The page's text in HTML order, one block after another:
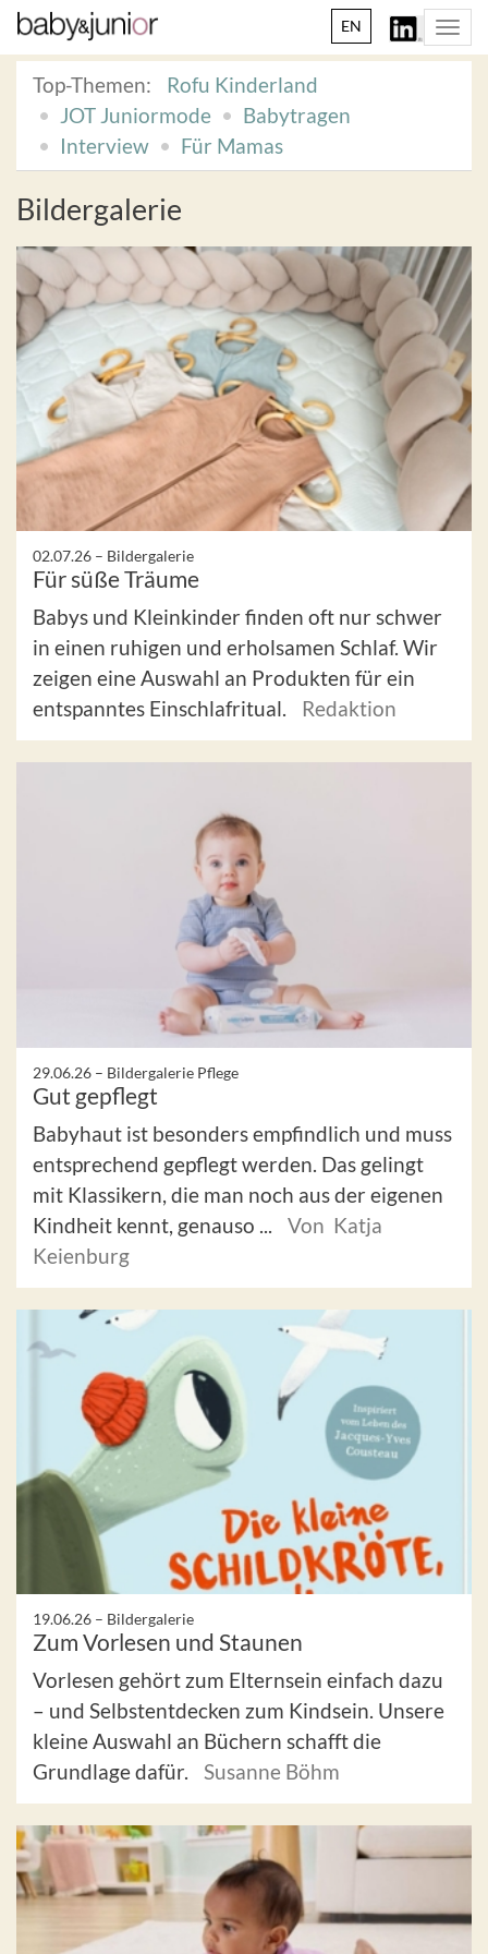
EN
Top-Themen:
Rofu Kinderland
JOT Juniormode
Babytragen
Interview
Für Mamas
Bildergalerie
02.07.26 – Bildergalerie
Für süße Träume
Babys und Kleinkinder finden oft nur schwer
in einen ruhigen und erholsamen Schlaf. Wir
zeigen eine Auswahl an Produkten für ein
entspanntes Einschlafritual.
Redaktion
29.06.26 – Bildergalerie Pflege
Gut gepflegt
Babyhaut ist besonders empfindlich und muss
entsprechend gepflegt werden. Das gelingt
mit Klassikern, die man noch aus der eigenen
Kindheit kennt, genauso ...
Von Katja
Keienburg
19.06.26 – Bildergalerie
Zum Vorlesen und Staunen
Vorlesen gehört zum Elternsein einfach dazu
– und Selbstentdecken zum Kindsein. Unsere
kleine Auswahl an Büchern schafft die
Grundlage dafür.
Susanne Böhm